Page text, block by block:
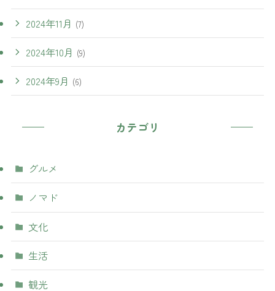
2024年11月 (7)
2024年10月 (9)
2024年9月 (6)
カテゴリ
グルメ
ノマド
文化
生活
観光